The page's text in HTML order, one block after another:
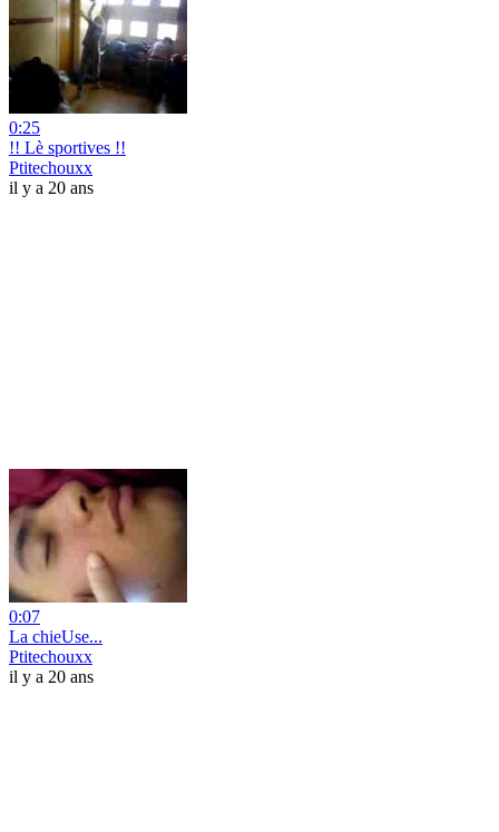
0:25
!! Lè sportives !!
Ptitechouxx
il y a 20 ans
0:07
La chieUse...
Ptitechouxx
il y a 20 ans